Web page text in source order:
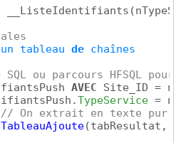
FIN
//		fin
"Aucun identifiant
MsgSMS)
Plan = plprincipal
IdentifiantsPush
__ListeIdentifiants (
un tableau de chaînes
ou parcours HFSQL
AVEC Site_ID =
TypeService =
// On extrait en texte pur
TableauAjoute(tabResultat,